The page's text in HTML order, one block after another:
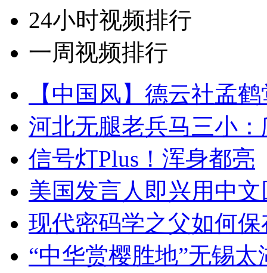
24小时视频排行
一周视频排行
【中国风】德云社孟
河北无腿老兵马三小
信号灯Plus！浑身都亮
美国发言人即兴用中
现代密码学之父如何
“中华赏樱胜地”无锡